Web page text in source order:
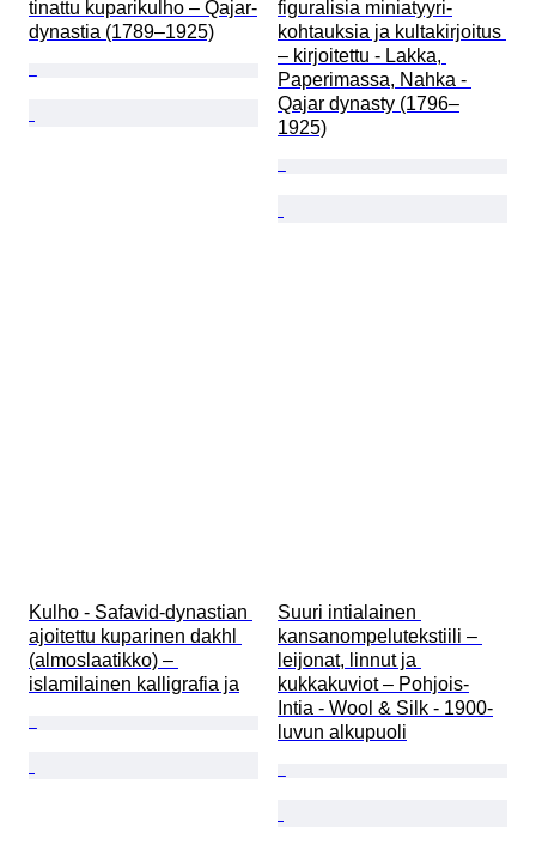
tinattu kuparikulho – Qajar-
dynastia (1789–1925)
figuralisia miniatyyri-
kohtauksia ja kultakirjoitus
– kirjoitettu - Lakka,
Paperimassa, Nahka -
Qajar dynasty (1796–
1925)
Kulho - Safavid-dynastian
ajoitettu kuparinen dakhl
(almoslaatikko) –
islamilainen kalligrafia ja
Suuri intialainen
kansanompelutekstiili –
leijonat, linnut ja
kukkakuviot – Pohjois-
Intia - Wool & Silk - 1900-
luvun alkupuoli